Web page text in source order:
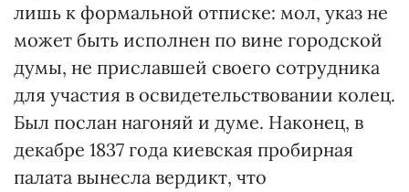
лишь к формальной отписке: мол, указ не
может быть исполнен по вине городской
думы, не приславшей своего сотрудника
для участия в освидетельствовании колец.
Был послан нагоняй и думе. Наконец, в
декабре 1837 года киевская пробирная
палата вынесла вердикт, что